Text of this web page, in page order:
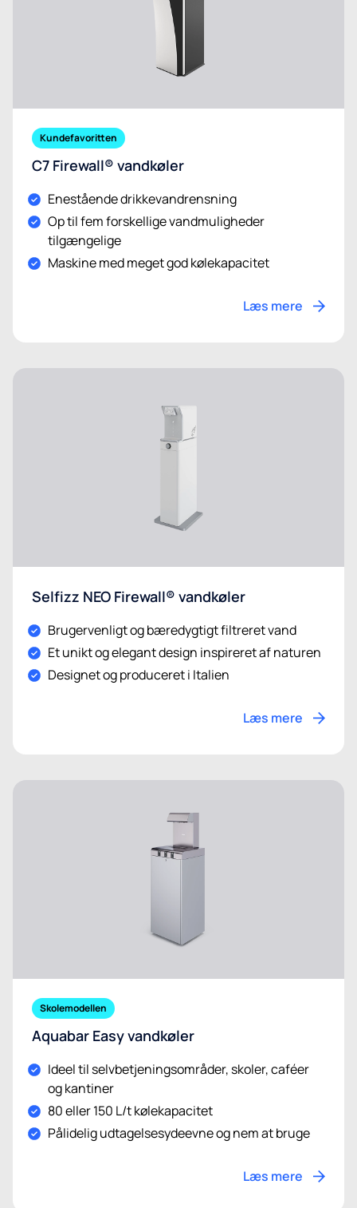
Kundefavoritten
C7 Firewall® vandkøler
Enestående drikkevandrensning
Op til fem forskellige vandmuligheder
tilgængelige
Maskine med meget god kølekapacitet
Læs mere
Selfizz NEO Firewall® vandkøler
Brugervenligt og bæredygtigt filtreret vand
Et unikt og elegant design inspireret af naturen
Designet og produceret i Italien
Læs mere
Skolemodellen
Aquabar Easy vandkøler
Ideel til selvbetjeningsområder, skoler, caféer
og kantiner
80 eller 150 L/t kølekapacitet
Pålidelig udtagelsesydeevne og nem at bruge
Læs mere